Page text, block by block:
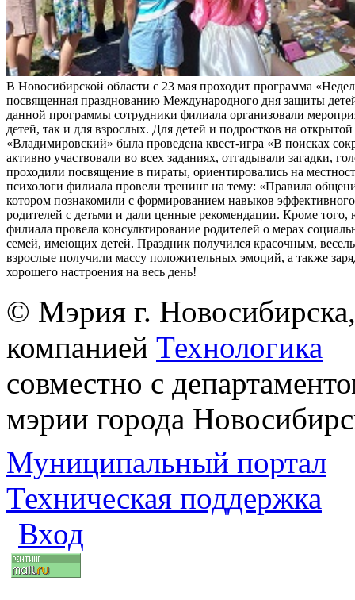
В Новосибирской области с 23 мая проходит программа
посвященная празднованию Международного дня защиты
данной программы сотрудники филиала организовали
детей, так и для взрослых. Для детей и подростков на
«Владимировский» была проведена квест-игра «В поисках
активно участвовали во всех заданиях, отгадывали загадки,
проходили посвящение в пираты, ориентировались на
психологи филиала провели тренинг на тему: «Правила
котором познакомили с формированием навыков
родителей с детьми и дали ценные рекомендации. Кроме того,
филиала провела консультирование родителей о мерах
семей, имеющих детей. Праздник получился красочным,
взрослые получили массу положительных эмоций, а также
хорошего настроения на весь день!
© Мэрия г.
компанией Технологика
совместно с
мэрии города
Муниципальный портал
Техническая поддержка
Вход